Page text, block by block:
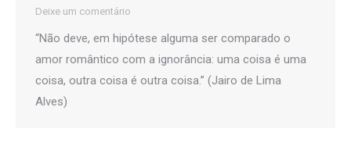
Deixe um comentário
“Não deve, em hipótese alguma ser comparado o
amor romântico com a ignorância: uma coisa é uma
coisa, outra coisa é outra coisa.” (Jairo de Lima
Alves)